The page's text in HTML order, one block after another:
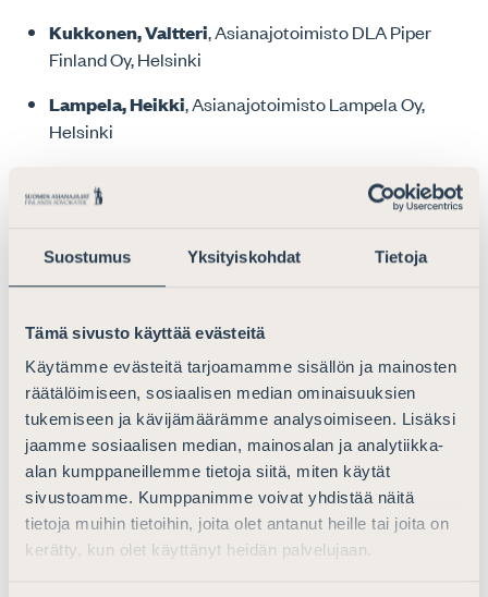
Suostumus Yksityiskohdat Tietoja
Tämä sivusto käyttää evästeitä
Käytämme evästeitä tarjoamamme sisällön ja mainosten
räätälöimiseen, sosiaalisen median ominaisuuksien
tukemiseen ja kävijämäärämme analysoimiseen. Lisäksi
jaamme sosiaalisen median, mainosalan ja analytiikka-
alan kumppaneillemme tietoja siitä, miten käytät
sivustoamme. Kumppanimme voivat yhdistää näitä
tietoja muihin tietoihin, joita olet antanut heille tai joita on
kerätty, kun olet käyttänyt heidän palvelujaan.
Kukkonen, Valtteri, Asianajotoimisto DLA Piper
Finland Oy, Helsinki
Lampela, Heikki, Asianajotoimisto Lampela Oy,
Helsinki
Helsinki
Palonkoski, Virpi, Asianajotoimisto Karhu Oy,
Helsinki (1.12.2024 lukien)
Raikko, Roosa, HPP Asianajotoimisto Oy, Helsinki
Rajamäki, Riikka
, Asianajotoimisto J. Rajamäki Oy,
Vantaa (16.12.2024 lukien)
Ranta, Julia, Hannes Snellman Asianajotoimisto Oy,
Helsinki
Sajakoski, Inka, HPP Asianajotoimisto Oy, Helsinki